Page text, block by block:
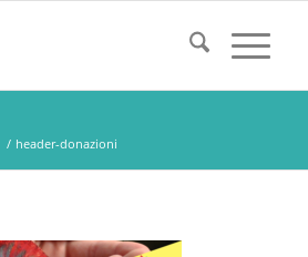
/ header-donazioni